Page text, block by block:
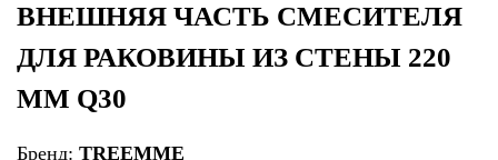
ВНЕШНЯЯ ЧАСТЬ СМЕСИТЕЛЯ
ДЛЯ РАКОВИНЫ ИЗ СТЕНЫ 220
ММ Q30
Бренд: TREEMME